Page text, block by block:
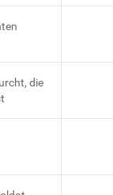
die